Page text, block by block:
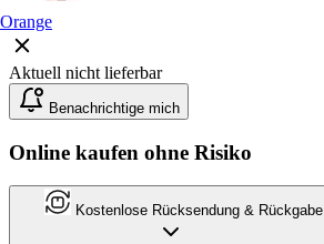
Orange
Aktuell nicht lieferbar
Benachrichtige mich
Online kaufen ohne Risiko
Kostenlose Rücksendung & Rückgabe